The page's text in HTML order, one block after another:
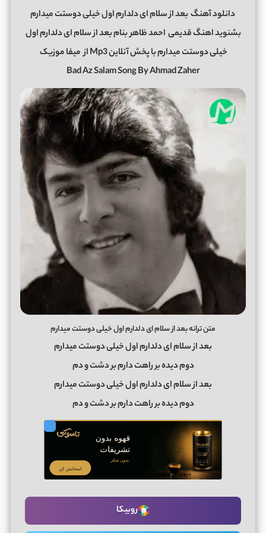
دانلود آهنگبعد از سلام ای دلدارم اول خیلی دوستت میدارم
بشنوید اهنگ قدیمی احمد ظاهربنام بعد از سلام ای دلدارم اول
خیلی دوستت میدارم با پخش آنلاین Mp3 از
میفا موزیک
Bad Az Salam Song By Ahmad Zaher
متن ترانه بعد از سلام ای دلدارم اول خیلی دوستت میدارم
بعد از سلام ای دلدارم اول خیلی دوستت میدارم
دوم دیده بر راهت دارم بر دشت و دم
بعد از سلام ای دلدارم اول خیلی دوستت میدارم
دوم دیده بر راهت دارم بر دشت و دم
روبیکا